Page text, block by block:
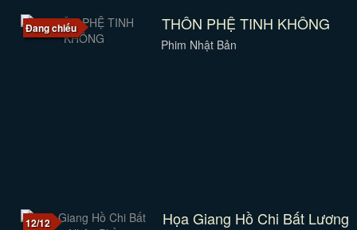
Đang chiếu THÔN PHỆ TINH KHÔNG
Phim Nhật Bản
12/12
Họa Giang Hồ Chi Bất Lương